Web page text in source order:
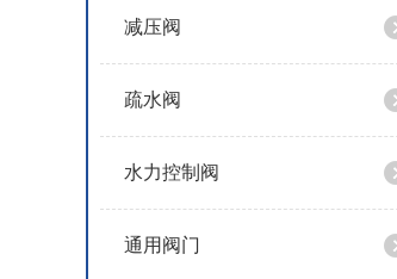
减压阀
疏水阀
水力控制阀
通用阀门